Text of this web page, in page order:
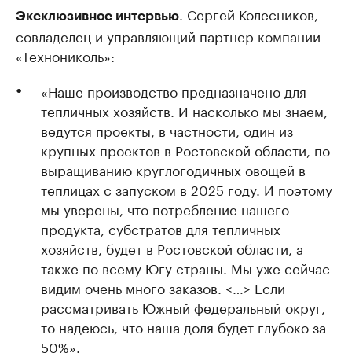
Эксклюзивное интервью
. Сергей Колесников,
совладелец и управляющий партнер компании
«Технониколь»:
«Наше производство предназначено для
тепличных хозяйств. И насколько мы знаем,
ведутся проекты, в частности, один из
крупных проектов в Ростовской области, по
выращиванию круглогодичных овощей в
теплицах с запуском в 2025 году. И поэтому
мы уверены, что потребление нашего
продукта, субстратов для тепличных
хозяйств, будет в Ростовской области, а
также по всему Югу страны. Мы уже сейчас
видим очень много заказов. <…> Если
рассматривать Южный федеральный округ,
то надеюсь, что наша доля будет глубоко за
50%».